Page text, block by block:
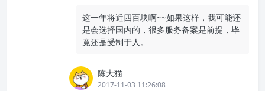
这一年将近四百块啊~~如果这样，我可能还
是会选择国内的，很多服务备案是前提，毕
竟还是受制于人。
陈大猫
2017-11-03 11:26:08